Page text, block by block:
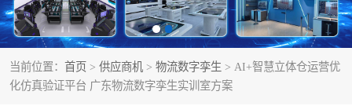
当前位置： 首页 > 供应商机 > 物流数字孪生 > AI+智慧立体仓运营优
化仿真验证平台 广东物流数字孪生实训室方案
供应链管理 思政
智慧零售实训 智能制造